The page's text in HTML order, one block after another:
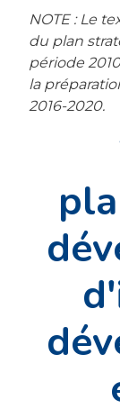
NOTE : Le
du plan
période
la
2016-2020.